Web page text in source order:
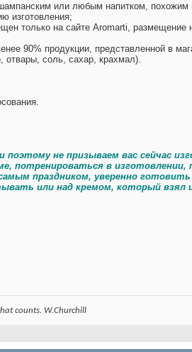
или любым напитком, похожим
изготовления;
только на сайте Aromarti, размещение
90% продукции, представленной в
отвары, соль, сахар, крахмал).
не призываем вас сейчас
потренироваться в
праздником, уверенно
или над кремом, который взял
counts. W.Churchill